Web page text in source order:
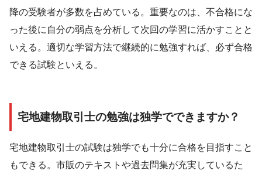
降の受験者が多数を占めている。重要なのは、不合格にな
った後に自分の弱点を分析して次回の学習に活かすことと
いえる。適切な学習方法で継続的に勉強すれば、必ず合格
できる試験といえる。
宅地建物取引士の勉強は独学でできますか？
宅地建物取引士の試験は独学でも十分に合格を目指すこと
もできる。市販のテキストや過去問集が充実しているた